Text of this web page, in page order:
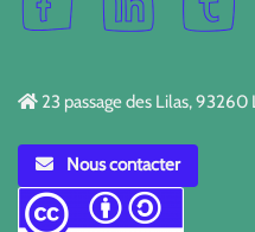
23 passage des Lilas, 93260
Nous contacter